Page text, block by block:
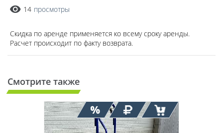
14 просмотры
Скидка по аренде применяется ко всему сроку аренды.
Расчет происходит по факту возврата.
Смотрите также